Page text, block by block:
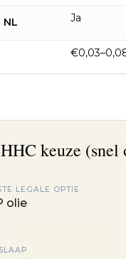
NL Ja
keuze (snel
LEGALE OPTIE
olie